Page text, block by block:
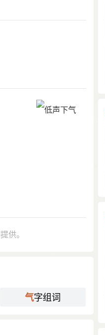
可怜我，这个家我再
气哩，还是该再和她
供。
气字组词